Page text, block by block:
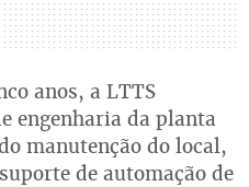
anos, a LTTS
engenharia da planta
manutenção do local,
de automação de